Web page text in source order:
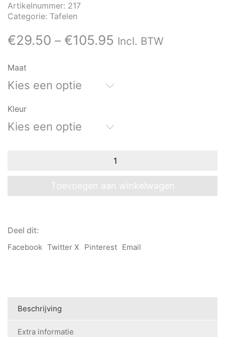
Artikelnummer: 217
Categorie: Tafelen
€29.50 – €105.95 Incl. BTW
Maat
Kies een optie
Kleur
Kies een optie
-
Toevoegen aan winkelwagen
Deel dit:
Facebook Twitter X Pinterest Email
Beschrijving
Extra informatie